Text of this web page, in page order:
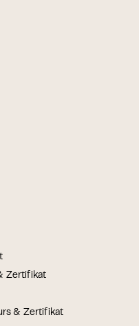
Zertifikat
& Zertifikat